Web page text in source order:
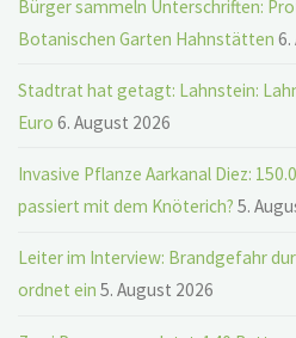
Bürger sammeln Unterschriften:
Botanischen Garten Hahnstätten
Stadtrat hat getagt: Lahnstein:
Euro 6. August 2026
Invasive Pflanze Aarkanal Diez:
passiert mit dem Knöterich? 5.
Leiter im Interview: Brandgefahr
ordnet ein 5. August 2026